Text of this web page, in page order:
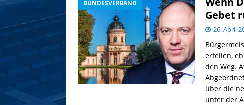
BUNDESVERBAND
Gebet
26. April
erteilen,
den Weg.
über die
unter der